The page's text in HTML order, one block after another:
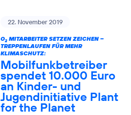
22. November 2019
O2MITARBEITER SETZEN ZEICHEN –
TREPPENLAUFEN FÜR MEHR
KLIMASCHUTZ:
Mobilfunkbetreiber
spendet 10.000 Euro
an Kinder- und
Jugendinitiative Plant
for the Planet